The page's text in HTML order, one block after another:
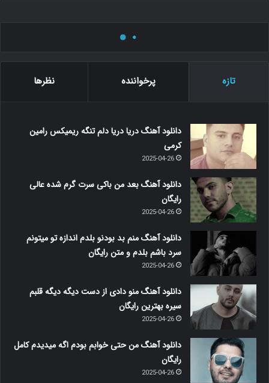
2025-04-26
508
Download New Remix BY : Majid Razavi | Setare…
بیشتر بخوانید »
م.ر 2025-04-26
0
461
دانلود ریمیکس یه شبه گذاشتو رفت نذاشت حرفامه
بگم تا بحال بهت گفتم چقده زیبایی
دانلود ریمیکس یه شبه گذاشتو رفت نذاشت حرفامه بگم تا بحال بهت گفتم
چقده زیبایی Download Old Remix BY :…
بیشتر بخوانید »